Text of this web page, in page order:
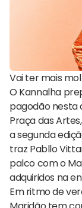
Vai ter mais
O Kannalha
pagodão nesta
Praça das
a segunda
traz Pabllo
palco com o
adquiridos na
Em ritmo de